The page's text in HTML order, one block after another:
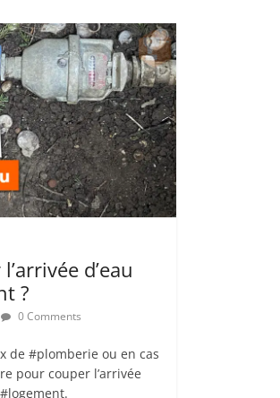
d’eau
?
0 Comments
de #plomberie ou en cas
pour couper l’arrivée